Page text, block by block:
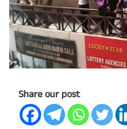
Share our post